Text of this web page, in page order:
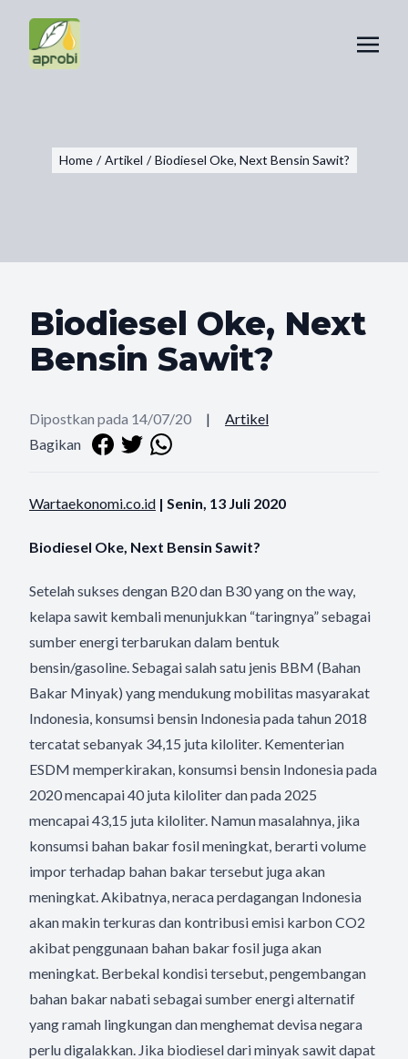
Home / Artikel / Biodiesel Oke, Next Bensin Sawit?
Biodiesel Oke, Next
Bensin Sawit?
Dipostkan pada 14/07/20 |
Artikel
Bagikan
Wartaekonomi.co.id | Senin, 13 Juli 2020
Biodiesel Oke, Next Bensin Sawit?
Setelah sukses dengan B20 dan B30 yang on the way,
kelapa sawit kembali menunjukkan “taringnya” sebagai
sumber energi terbarukan dalam bentuk
bensin/gasoline. Sebagai salah satu jenis BBM (Bahan
Bakar Minyak) yang mendukung mobilitas masyarakat
Indonesia, konsumsi bensin Indonesia pada tahun 2018
tercatat sebanyak 34,15 juta kiloliter. Kementerian
ESDM memperkirakan, konsumsi bensin Indonesia pada
2020 mencapai 40 juta kiloliter dan pada 2025
mencapai 43,15 juta kiloliter. Namun masalahnya, jika
konsumsi bahan bakar fosil meningkat, berarti volume
impor terhadap bahan bakar tersebut juga akan
meningkat. Akibatnya, neraca perdagangan Indonesia
akan makin terkuras dan kontribusi emisi karbon CO2
akibat penggunaan bahan bakar fosil juga akan
meningkat. Berbekal kondisi tersebut, pengembangan
bahan bakar nabati sebagai sumber energi alternatif
yang ramah lingkungan dan menghemat devisa negara
perlu digalakkan. Jika biodiesel dari minyak sawit dapat